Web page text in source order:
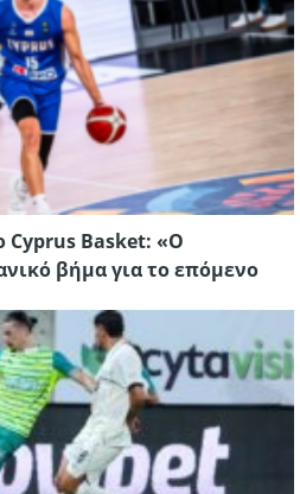
Cyprus Basket: «Ο
βήμα για το επόμενο